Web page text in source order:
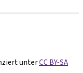
unterCC BY-SA